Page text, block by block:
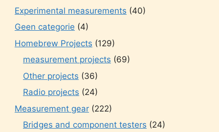
Experimental measurements (40)
Geen categorie (4)
Homebrew Projects (129)
measurement projects (69)
Other projects (36)
Radio projects (24)
Measurement gear (222)
Bridges and component testers (24)